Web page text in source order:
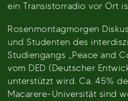
ein Transistorradio vor Ort
Rosenmontagmorgen
und Studenten des
Studiengangs „Peace and
vom DED (Deutscher
unterstützt wird. Ca. 45%
Macarere-Universität sind